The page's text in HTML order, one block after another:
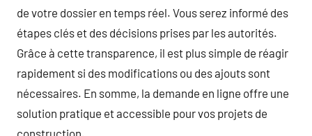
de votre dossier en temps réel. Vous serez informé des
étapes clés et des décisions prises par les autorités.
Grâce à cette transparence, il est plus simple de réagir
rapidement si des modifications ou des ajouts sont
nécessaires. En somme, la demande en ligne offre une
solution pratique et accessible pour vos projets de
construction.